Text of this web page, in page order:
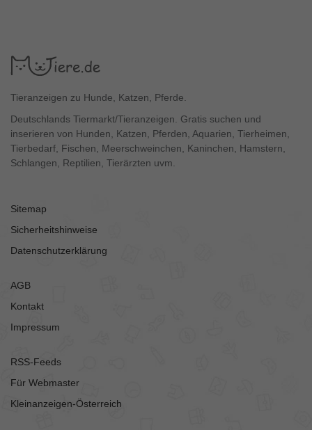
Tieranzeigen zu Hunde, Katzen, Pferde.
Deutschlands Tiermarkt/Tieranzeigen. Gratis suchen und
inserieren von Hunden, Katzen, Pferden, Aquarien, Tierheimen,
Tierbedarf, Fischen, Meerschweinchen, Kaninchen, Hamstern,
Schlangen, Reptilien, Tierärzten uvm.
Sitemap
Sicherheitshinweise
Datenschutzerklärung
AGB
Kontakt
Impressum
RSS-Feeds
Für Webmaster
Kleinanzeigen-Österreich